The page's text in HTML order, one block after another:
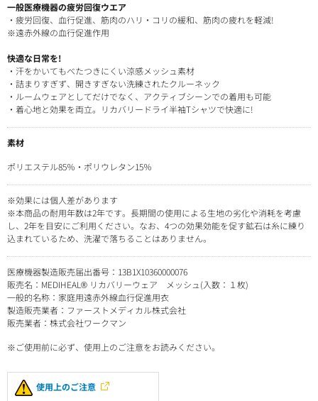
一般医療機器の疲労回復ウエア
・疲労回復、血行促進、筋肉のハリ・コリの緩和、筋肉の疲れを軽減!
※遠赤外線の血行促進作用
快適な日常を!
・汗をかいてもべたつきにくい涼感メッシュ素材
・詰まりすぎず、開きすぎない洗練されたクルーネック
・ルームウェアとしてだけでなく、アクティブシーンでの着用も可能
・着心地と効果を両立。リカバリードライ半袖Tシャツで快適に!
素材
ポリエステル85％・ポリウレタン15％
※効果には個人差があります
※本商品の耐用年数は2年です。長期間の使用による生地の劣化や消耗を考慮
し、2年を目安にご利用ください。なお、4つの効果効能を促す鉱石は糸に練り
込まれているため、洗濯で落ちることはありません。
医療機器製造販売届出番号：13B1X10360000076
販売名：MEDIHEAL® リカバリーウェア メッシュ(入数：１枚)
一般的名称：家庭用遠赤外線血行促進用衣
製造販売業者：ファーストメディカル株式会社
販売業者：株式会社ワークマン
※ご使用前に必ず、使用上のご注意をお読みください。
使用上のご注意